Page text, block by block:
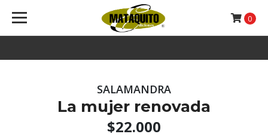
0
SALAMANDRA
La mujer renovada
$22.000